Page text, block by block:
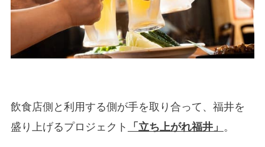
飲食店側と利用する側が手を取り合って、福井を
盛り上げるプロジェクト
「立ち上がれ福井」 。